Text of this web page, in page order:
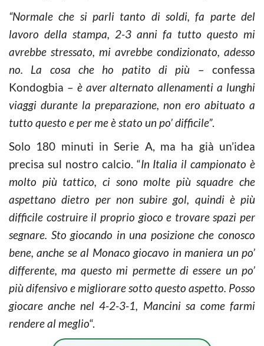
“Normale che si parli tanto di soldi, fa parte del
lavoro della stampa, 2-3 anni fa tutto questo mi
avrebbe stressato, mi avrebbe condizionato, adesso
no. La cosa che ho patito di più – confessa
Kondogbia – è aver alternato allenamenti a lunghi
viaggi durante la preparazione, non ero abituato a
tutto questo e per me è stato un po’ difficile”.
Solo 180 minuti in Serie A, ma ha già un’idea
precisa sul nostro calcio. “In Italia il campionato è
molto più tattico, ci sono molte più squadre che
aspettano dietro per non subire gol, quindi è più
difficile costruire il proprio gioco e trovare spazi per
segnare. Sto giocando in una posizione che conosco
bene, anche se al Monaco giocavo in maniera un po’
differente, ma questo mi permette di essere un po’
più difensivo e migliorare sotto questo aspetto. Posso
giocare anche nel 4-2-3-1, Mancini sa come farmi
rendere al meglio“.